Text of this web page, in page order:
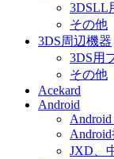
3DSLL
その他
3DS周辺機器
3DS用
その他
Acekard
Android
JXD、